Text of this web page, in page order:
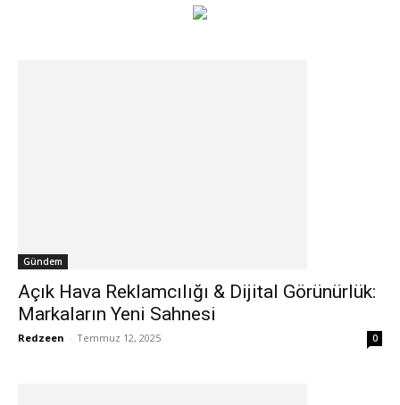
Gündem
Açık Hava Reklamcılığı & Dijital Görünürlük:
Markaların Yeni Sahnesi
Redzeen - Temmuz 12, 2025 0